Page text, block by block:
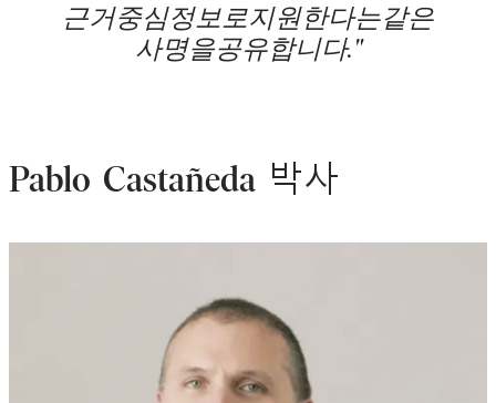
근거중심정보로지원한다는같은
사명을공유합니다."
Pablo Castañeda 박사